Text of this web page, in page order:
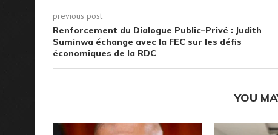
previous post
Renforcement du Dialogue Public–Privé : Judith
Suminwa échange avec la FEC sur les défis
économiques de la RDC
YOU